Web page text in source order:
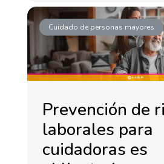
Cuidado de personas mayores
Prevención de
laborales para
cuidadoras es